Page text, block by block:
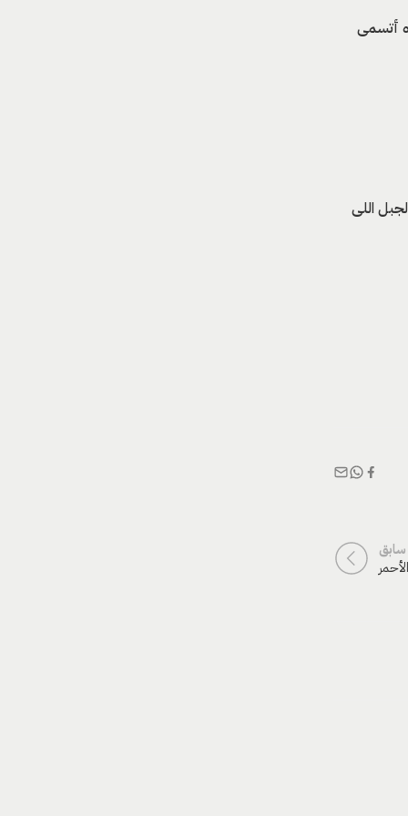
أتسمى
اللى
سابق